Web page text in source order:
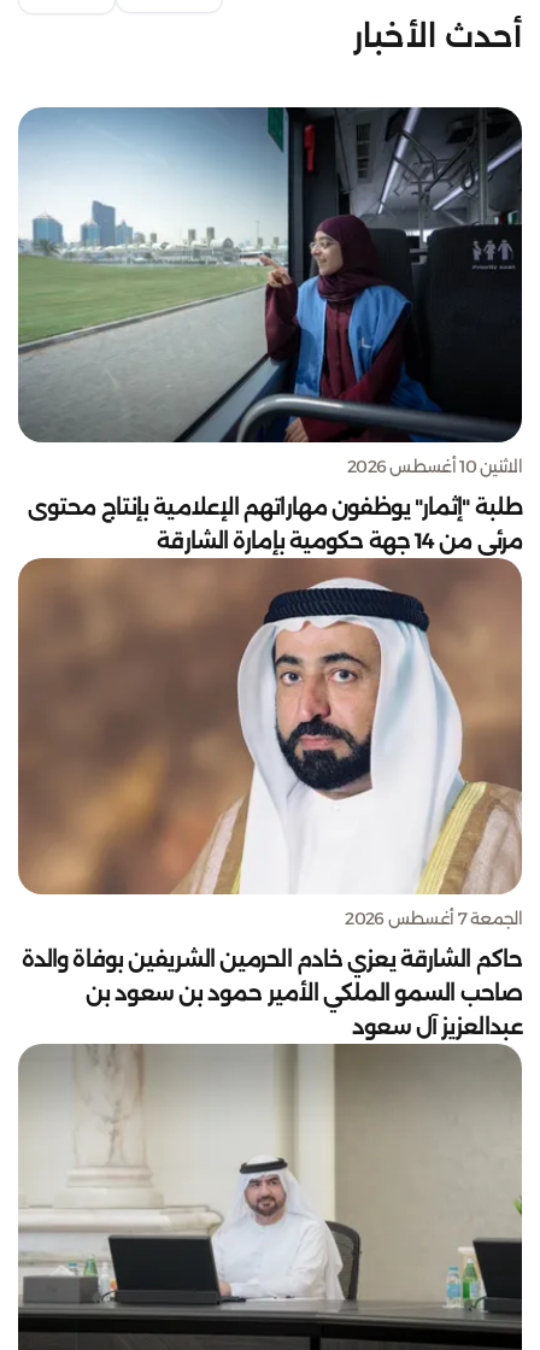
أحدث الأخبار
الاثنين 10 أغسطس 2026
طلبة "إثمار" يوظفون مهاراتهم الإعلامية بإنتاج محتوى
مرئي من 14 جهة حكومية بإمارة الشارقة
الجمعة 7 أغسطس 2026
حاكم الشارقة يعزي خادم الحرمين الشريفين بوفاة والدة
صاحب السمو الملكي الأمير حمود بن سعود بن
عبدالعزيز آل سعود